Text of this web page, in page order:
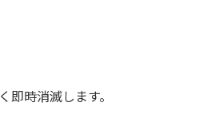
時消滅します。